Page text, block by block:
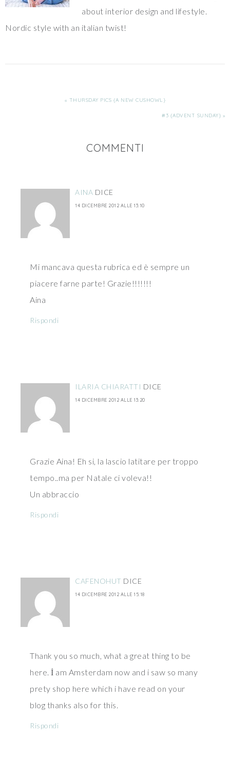
about interior design and lifestyle.
Nordic style with an italian twist!
« THURSDAY PICS {A NEW CUSHOWL}
#3 {ADVENT SUNDAY} »
COMMENTI
AINA DICE
14 DICEMBRE 2012 ALLE 13:10
Mi mancava questa rubrica ed è sempre un
piacere farne parte! Grazie!!!!!!!
Aina
Rispondi
ILARIA CHIARATTI DICE
14 DICEMBRE 2012 ALLE 13:20
Grazie Aina! Eh si, la lascio latitare per troppo
tempo..ma per Natale ci voleva!!
Un abbraccio
Rispondi
CAFENOHUT DICE
14 DICEMBRE 2012 ALLE 15:18
Thank you so much, what a great thing to be
here. İ am Amsterdam now and i saw so many
prety shop here which i have read on your
blog thanks also for this.
Rispondi